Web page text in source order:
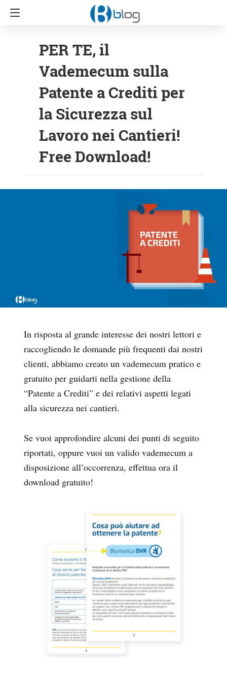
PER TE, il
Vademecum sulla
Patente a Crediti per
la Sicurezza sul
Lavoro nei Cantieri!
Free Download!
In risposta al grande interesse dei nostri lettori e
raccogliendo le domande più frequenti dai nostri
clienti, abbiamo creato un vademecum pratico e
gratuito per guidarti nella gestione della
“Patente a Crediti” e dei relativi aspetti legati
alla sicurezza nei cantieri.
Se vuoi approfondire alcuni dei punti di seguito
riportati, oppure vuoi un valido vademecum a
disposizione all’occorrenza, effettua ora il
download gratuito!